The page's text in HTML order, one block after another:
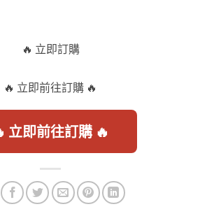
🔥 立即訂購
🔥 立即前往訂購 🔥
立即前往訂購 🔥